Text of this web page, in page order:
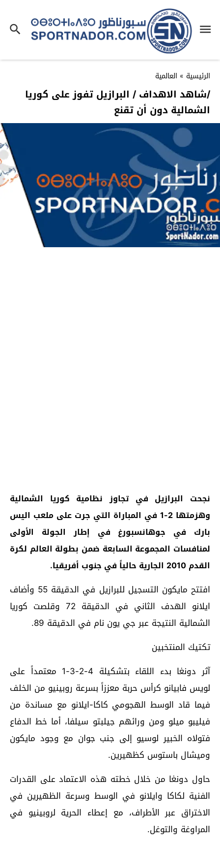
الرئيسية » العالمية
/شاهد الاهداف / البرازيل تفوز على كوريا
الشمالية دون أن تقنع
نجحت البرازيل في تجاوز نظامية كوريا الشمالية
وهزمتها 2-1 في المباراة التي جرت على ملعب اليس
بارك في جوهانسبورغ في إطار الجولة الأولى
لمنافسات المجموعة السابعة ضمن بطولة العالم لكرة
القدم 2010 الجارية حالياً في جنوب أفريقيا.
افتتح مايكون التسجيل للبرازيل في الدقيقة 55 وأضاف
ايلانو الهدف الثاني في الدقيقة 72 وقلصت كوريا
الشمالية النتيجة عبر جي يون نام في الدقيقة 89.
تكتيك المنتخبين
آثر دونغا بدء اللقاء بتشكيلة 4-2-3-1 معتمداً على
لويس فابيانو كرأس حربة معززاً بسرعة روبينيو من الخلف
فيما قاد الوسط الهجومي كاكا-ايلانو مع مساندة من
فيليبو ميلو ومن ورائهم جيلبتو سيلفا، أما خط الدفاع
فتولاه الخبير لوسيو إلى جنب جوان مع وجود مايكون
وميشال باستوس كظهيرين.
حاول دونغا من خلال خطته هذه الاعتماد على القدرات
الفنية لكاكا وايلانو في الوسط وسرعة الظهيرين في
الاختراق عبر الأطراف، مع إعطاء الحرية لروبينيو في
المراوغة والتوغل.